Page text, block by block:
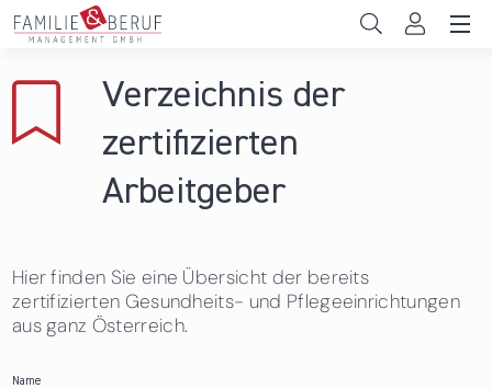
Direkt zum Inhalt
Gemeinden
Das sind wir
News & Events
Verzeichnis der
zertifizierten
Arbeitgeber
Hier finden Sie eine Übersicht der bereits
zertifizierten Gesundheits- und Pflegeeinrichtungen
aus ganz Österreich.
Name